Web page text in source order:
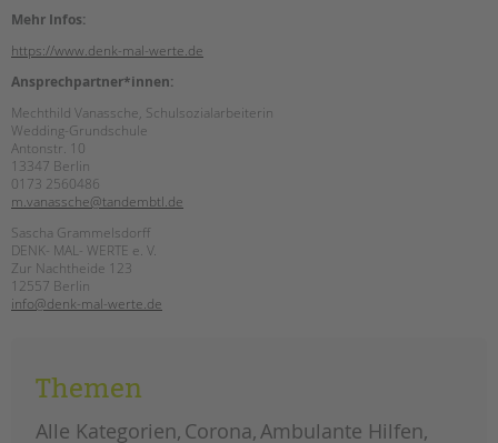
Mehr Infos:
https://www.denk-mal-werte.de
Ansprechpartner*innen:
Mechthild Vanassche, Schulsozialarbeiterin
Wedding-Grundschule
Antonstr. 10
13347 Berlin
0173 2560486
m.vanassche@tandembtl.de
Sascha Grammelsdorff
DENK- MAL- WERTE e. V.
Zur Nachtheide 123
12557 Berlin
info@denk-mal-werte.de
Themen
Alle Kategorien Corona Ambulante Hilfen